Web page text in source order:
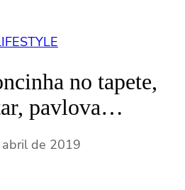
no tapete,
pavlova…
de 2019